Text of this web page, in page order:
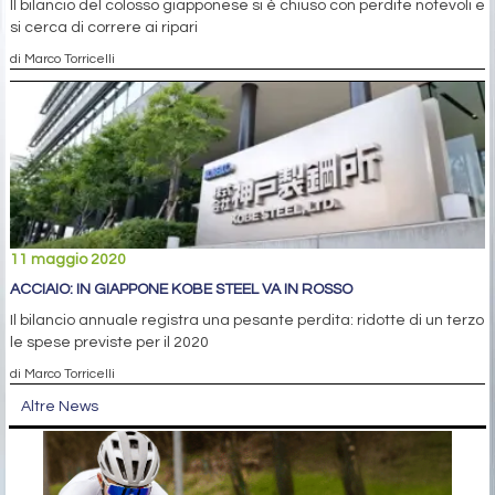
Il bilancio del colosso giapponese si è chiuso con perdite notevoli e
si cerca di correre ai ripari
di Marco Torricelli
11 maggio 2020
ACCIAIO: IN GIAPPONE KOBE STEEL VA IN ROSSO
Il bilancio annuale registra una pesante perdita: ridotte di un terzo
le spese previste per il 2020
di Marco Torricelli
Altre News